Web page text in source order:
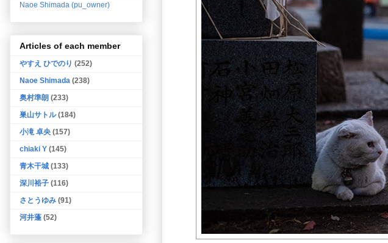
Naoe Shimada (pu_owner)
Articles of each member
やすえ ひでのり (252)
Naoe Shimada (238)
奥村準朗 (233)
巣山サトル (184)
小滝 卓央 (157)
chiaki Y (145)
青木干城 (133)
深川裕子 (116)
さとうゆみ (91)
河井蓬 (52)